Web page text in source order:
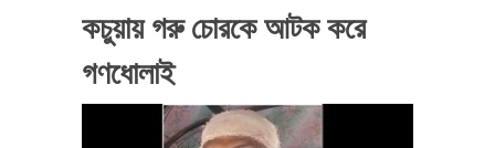
কচুয়ায় গরু চোরকে আটক করে
গণধোলাই